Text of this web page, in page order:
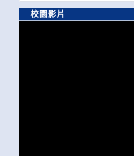
校園影片